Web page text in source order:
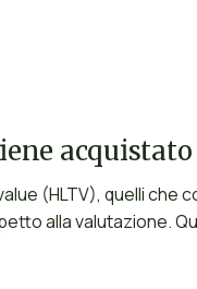
acquistato
(HLTV), quelli che
alla valutazione.